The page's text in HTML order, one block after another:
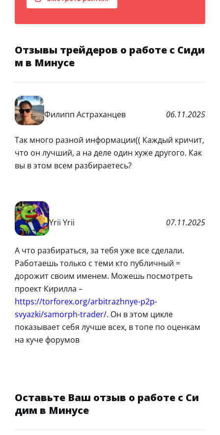
Отзывы трейдеров о работе с Сиди
м в Минусе
Филипп Астраханцев 06.11.2025
Так много разной информации(( Каждый кричит,
что он лучший, а на деле один хуже другого. Как
вы в этом всем разбираетесь?
Yrii Yrii 07.11.2025
А что разбираться, за тебя уже все сделали.
Работаешь только с теми кто публичный =
дорожит своим именем. Можешь посмотреть
проект Кирилла –
https://torforex.org/arbitrazhnye-p2p-
svyazki/samorph-trader/. Он в этом цикле
показывает себя лучше всех, в топе по оценкам
на куче форумов
Оставьте Ваш отзыв о работе с Си
дим в Минусе